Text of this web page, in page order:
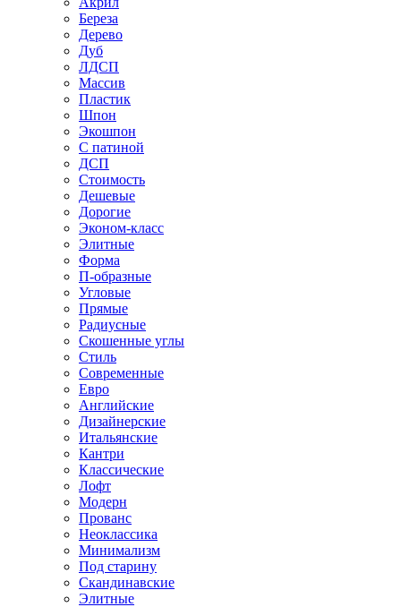
Береза
Дерево
Дуб
ЛДСП
Массив
Пластик
Шпон
Экошпон
С патиной
ДСП
Стоимость
Дешевые
Дорогие
Эконом-класс
Элитные
Форма
П-образные
Угловые
Прямые
Радиусные
Скошенные углы
Стиль
Современные
Евро
Английские
Дизайнерские
Итальянские
Кантри
Классические
Лофт
Модерн
Прованс
Неоклассика
Минимализм
Под старину
Скандинавские
Элитные